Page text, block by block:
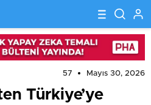
57 Mayıs 30, 2026
Türkiye’ye